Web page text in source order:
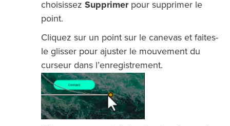
choisissez Supprimerpour supprimer le
point.
Cliquez sur un point sur le canevas et faites-
le glisser pour ajuster le mouvement du
curseur dans l’enregistrement.